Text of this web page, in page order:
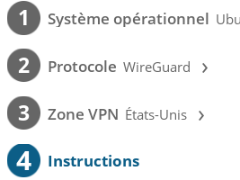
1 Système opérationnel
2 Protocole WireGuard ›
3 Zone VPN États-Unis ›
4 Instructions